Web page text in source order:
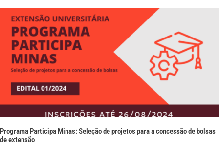
Programa Participa Minas: Seleção de projetos para a concessão de bolsas
de extensão